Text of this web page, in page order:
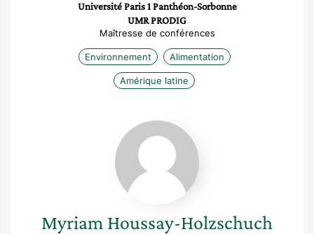
Université Paris 1 Panthéon-Sorbonne
UMR PRODIG
Maîtresse de conférences
Environnement Alimentation
Amérique latine
Myriam
Houssay-
Holzschuch
Myriam Houssay-Holzschuch